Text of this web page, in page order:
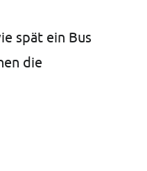
spät ein Bus
die